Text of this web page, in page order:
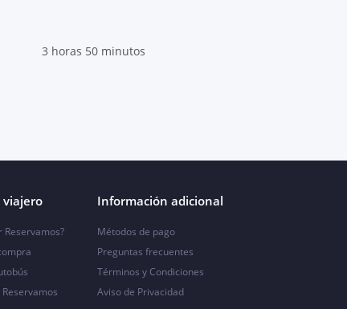
3 horas 50 minutos
viajero
Reservamos?
Información adicional
Métodos de pago
Preguntas frecuentes
Términos y Condiciones
Aviso de Privacidad